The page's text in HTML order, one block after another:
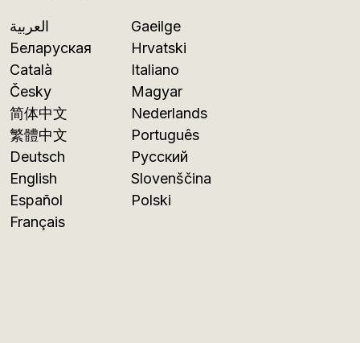
العربية
Беларуская
Català
Česky
简体中文
繁體中文
Deutsch
English
Español
Français
Gaeilge
Hrvatski
Italiano
Magyar
Nederlands
Português
Русский
Slovenščina
Polski